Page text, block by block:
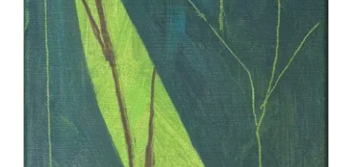
Serge Plagnol – Fugues 3